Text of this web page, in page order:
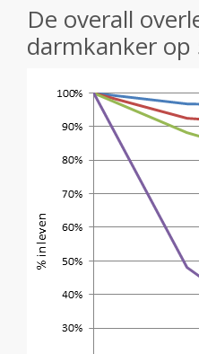
De overall
darmkanker op